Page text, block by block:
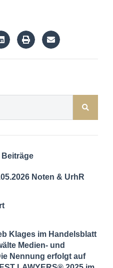
Noten & UrhR
Klages im Handelsblatt
Medien- und
Nennung erfolgt auf